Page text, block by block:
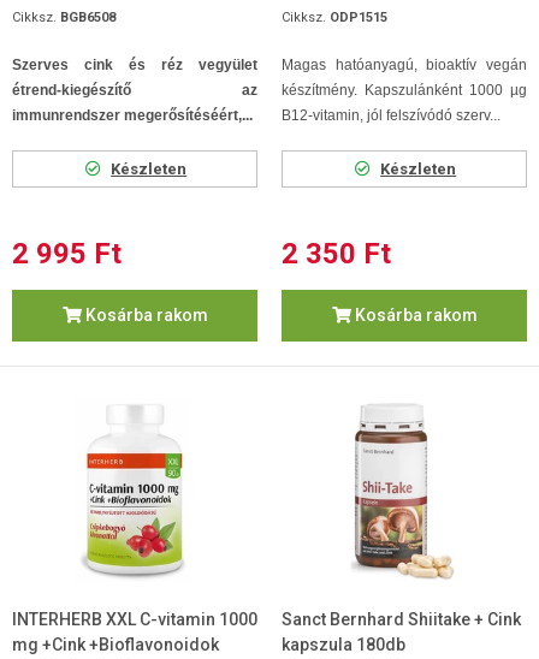
Cikksz. BGB6508
Szerves cink és réz vegyület
étrend-kiegészítő az
immunrendszer megerősítéséért,...
Készleten
2 995 Ft
Kosárba rakom
Cikksz. ODP1515
Magas hatóanyagú, bioaktív vegán
készítmény. Kapszulánként 1000 µg
B12-vitamin, jól felszívódó szerv...
Készleten
2 350 Ft
Kosárba rakom
INTERHERB XXL C-vitamin 1000
mg +Cink +Bioflavonoidok
Sanct Bernhard Shiitake + Cink
kapszula 180db